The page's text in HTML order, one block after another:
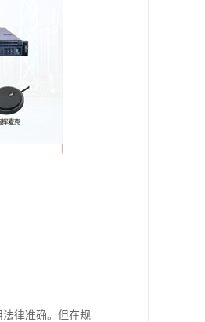
律准确。但在规